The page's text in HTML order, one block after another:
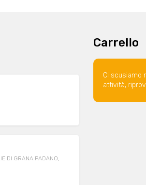
DI GRANA PADANO,
Carrello
Ci scusiamo
attività,